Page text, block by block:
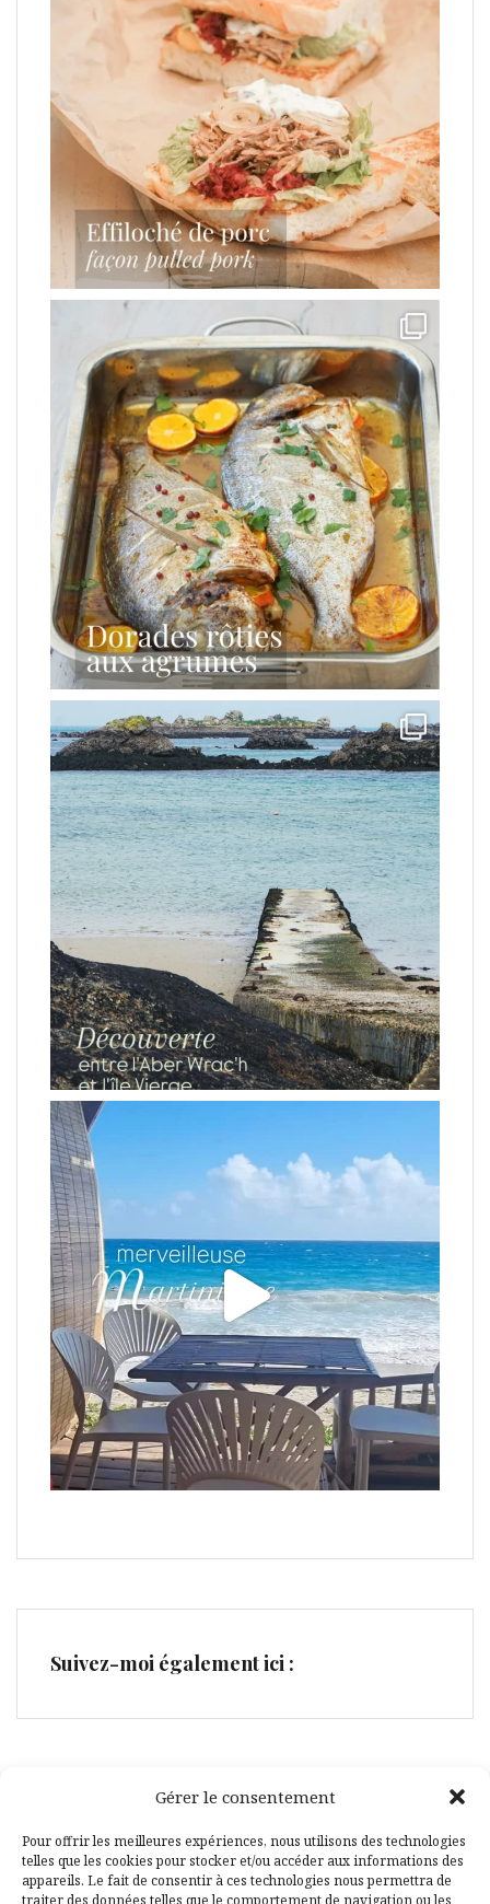
Gérer le consentement
Pour offrir les meilleures expériences, nous utilisons des technologies
telles que les cookies pour stocker et/ou accéder aux informations des
appareils. Le fait de consentir à ces technologies nous permettra de
traiter des données telles que le comportement de navigation ou les
Suivez-moi également ici :
Facebook
Pinterest